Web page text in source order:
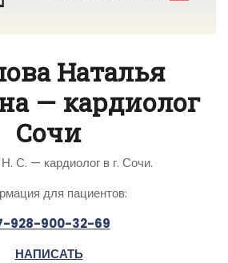
Наталья
— кардиолог
Сочи
С. — кардиолог в г. Сочи.
для пациентов:
928-900-32-69
НАПИСАТЬ